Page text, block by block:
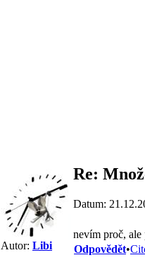
Autor: Libi
Re:
Datum:
nevím proč,
Odpovědět•